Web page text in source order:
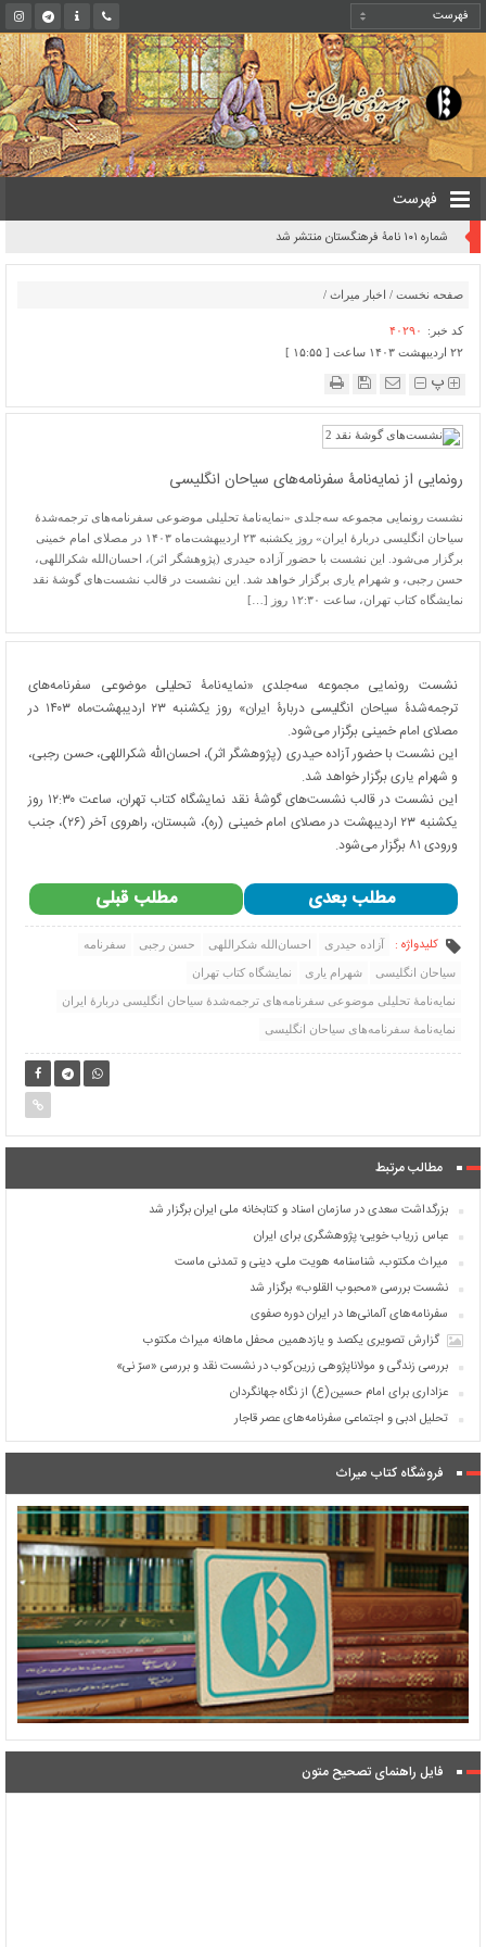
فهرست
شماره ۱۰۱ نامۀ فرهنگستان منتشر شد
صفحه نخست / اخبار میراث /
کد خبر:
۴۰۲۹۰
۲۲ اردیبهشت ۱۴۰۳ ساعت [ ۱۵:۵۵ ]
پ
رونمایی از نمایه‌نامۀ سفرنامه‌های سیاحان انگلیسی
نشست رونمایی مجموعه سه‌جلدی «نمایه‌نامۀ تحلیلی موضوعی سفرنامه‌های ترجمه‌شدۀ
سیاحان انگلیسی دربارۀ ایران» روز یکشنبه ۲۳ اردیبهشت‌ماه ۱۴۰۳ در مصلای امام خمینی
برگزار می‌شود. این نشست با حضور آزاده حیدری (پژوهشگر اثر)، احسان‌الله شکراللهی،
حسن رجبی، و شهرام یاری برگزار خواهد شد. این نشست در قالب نشست‌های گوشۀ نقد
نمایشگاه کتاب تهران، ساعت ۱۲:۳۰ روز […]
نشست رونمایی مجموعه سه‌جلدی «نمایه‌نامۀ تحلیلی موضوعی سفرنامه‌های
ترجمه‌شدۀ سیاحان انگلیسی دربارۀ ایران» روز یکشنبه ۲۳ اردیبهشت‌ماه ۱۴۰۳ در
مصلای امام خمینی برگزار می‌شود.
این نشست با حضور آزاده حیدری (پژوهشگر اثر)، احسان‌الله شکراللهی، حسن رجبی،
و شهرام یاری برگزار خواهد شد.
این نشست در قالب نشست‌های گوشۀ نقد نمایشگاه کتاب تهران، ساعت ۱۲:۳۰ روز
یکشنبه ۲۳ اردیبهشت در مصلای امام خمینی (ره)، شبستان، راهروی آخر (۲۶)، جنب
ورودی ۸۱ برگزار می‌شود.
مطلب قبلی مطلب بعدی
کلیدواژه : آزاده حیدری احسان‌الله شکراللهی حسن رجبی سفرنامه
سیاحان انگلیسی شهرام یاری نمایشگاه کتاب تهران
نمایه‌نامۀ تحلیلی موضوعی سفرنامه‌های ترجمه‌شدۀ سیاحان انگلیسی دربارۀ ایران
نمایه‌نامۀ سفرنامه‌های سیاحان انگلیسی
مطالب مرتبط
بزرگداشت سعدی در سازمان اسناد و کتابخانه ملی ایران برگزار شد
عباس زریاب خویی؛ پژوهشگری برای ایران
میراث مکتوب، شناسنامه هویت ملی، دینی و تمدنی ماست
نشست بررسی «محبوب القلوب» برگزار شد
سفرنامه‌های آلمانی‌ها در ایران دوره صفوی
گزارش تصویری یکصد و یازدهمین محفل ماهانه میراث مکتوب
بررسی زندگی و مولاناپژوهی زرین‌کوب در نشست نقد و بررسی «سرّ نی»
عزاداری برای امام حسین(ع) از نگاه جهانگردان
تحلیل ادبی و اجتماعی سفرنامه‌های عصر قاجار
فروشگاه کتاب میراث
فایل راهنمای تصحیح متون